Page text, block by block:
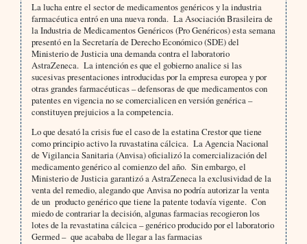
La lucha entre el sector de medicamentos genéricos y la industria
farmacéutica entró en una nueva ronda. La Asociación Brasileira de
la Industria de Medicamentos Genéricos (Pro Genéricos) esta semana
presentó en la Secretaría de Derecho Económico (SDE) del
Ministerio de Justicia una demanda contra el laboratorio
AstraZeneca. La intención es que el gobierno analice si las
sucesivas presentaciones introducidas por la empresa europea y por
otras grandes farmacéuticas – defensoras de que medicamentos con
patentes en vigencia no se comercialicen en versión genérica –
constituyen prejuicios a la competencia.
Lo que desató la crisis fue el caso de la estatina Crestor que tiene
como principio activo la ruvastatina cálcica. La Agencia Nacional
de Vigilancia Sanitaria (Anvisa) oficializó la comercialización del
medicamento genérico al comienzo del año. Sin embargo, el
Ministerio de Justicia garantizó a AstraZeneca la exclusividad de la
venta del remedio, alegando que Anvisa no podría autorizar la venta
de un producto genérico que tiene la patente todavía vigente. Con
miedo de contrariar la decisión, algunas farmacias recogieron los
lotes de la revastatina cálcica – genérico producido por el laboratorio
Germed – que acababa de llegar a las farmacias